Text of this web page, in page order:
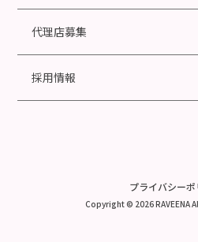
代理店募集
採用情報
プライバシーポ
Copyright © 2026 RAVEENA